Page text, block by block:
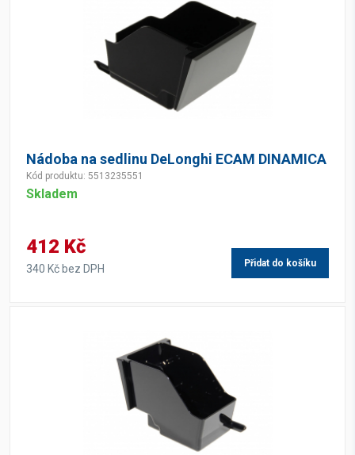
Nádoba na sedlinu DeLonghi ECAM DINAMICA
Kód produktu: 5513235551
Skladem
412 Kč
340 Kč bez DPH Přidat do košíku